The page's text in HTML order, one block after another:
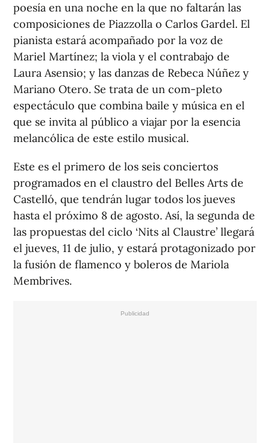
poesía en una noche en la que no faltarán las
composiciones de Piazzolla o Carlos Gardel. El
pianista estará acompañado por la voz de
Mariel Martínez; la viola y el contrabajo de
Laura Asensio; y las danzas de Rebeca Núñez y
Mariano Otero. Se trata de un com-pleto
espectáculo que combina baile y música en el
que se invita al público a viajar por la esencia
melancólica de este estilo musical.
Este es el primero de los seis conciertos
programados en el claustro del Belles Arts de
Castelló, que tendrán lugar todos los jueves
hasta el próximo 8 de agosto. Así, la segunda de
las propuestas del ciclo ‘Nits al Claustre’ llegará
el jueves, 11 de julio, y estará protagonizado por
la fusión de flamenco y boleros de Mariola
Membrives.